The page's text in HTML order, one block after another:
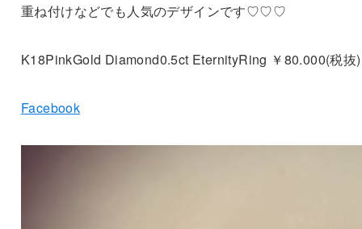
重ね付けなどでも人気のデザインです♡♡♡
K18PinkGold Diamond0.5ct EternityRing ￥80.000(税抜)
Facebook